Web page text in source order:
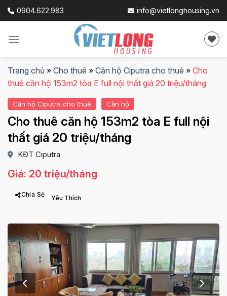
Skip
0904.622.983 info@vietlonghousing.vn
Trang chủ » Cho thuê » Căn hộ Ciputra cho thuê » Cho
thuê căn hộ 153m2 tòa E full nội thất giá 20 triệu/tháng
Căn hộ Ciputra cho thuê Căn hộ
Cho thuê căn hộ 153m2 tòa E full nội
thất giá 20 triệu/tháng
KĐT Ciputra
Giá: 20 triệu/tháng
Chia Sẻ